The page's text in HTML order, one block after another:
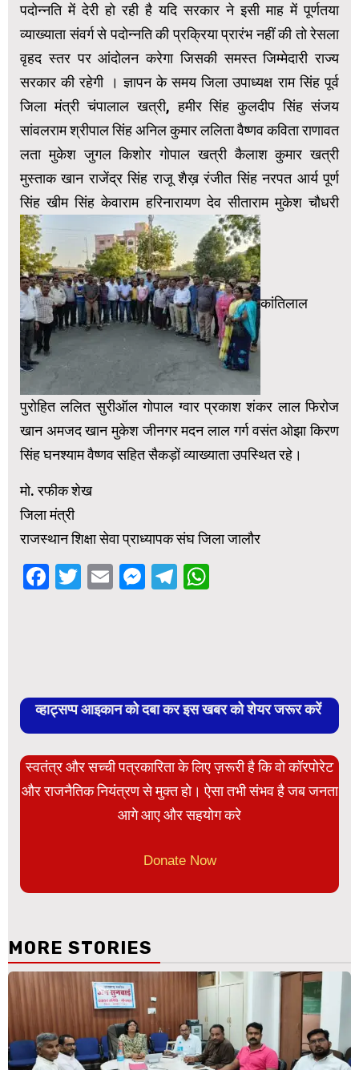
पदोन्नति में देरी हो रही है यदि सरकार ने इसी माह में पूर्णतया
व्याख्याता संवर्ग से पदोन्नति की प्रक्रिया प्रारंभ नहीं की तो रेसला
वृहद स्तर पर आंदोलन करेगा जिसकी समस्त जिम्मेदारी राज्य
सरकार की रहेगी । ज्ञापन के समय जिला उपाध्यक्ष राम सिंह पूर्व
जिला मंत्री चंपालाल खत्री, हमीर सिंह कुलदीप सिंह संजय
सांवलराम श्रीपाल सिंह अनिल कुमार ललिता वैष्णव कविता राणावत
लता मुकेश जुगल किशोर गोपाल खत्री कैलाश कुमार खत्री
मुस्ताक खान राजेंद्र सिंह राजू शैख़ रंजीत सिंह नरपत आर्य पूर्ण
सिंह खीम सिंह केवाराम हरिनारायण देव सीताराम मुकेश चौधरी
कांतिलाल
पुरोहित ललित सुरीऑल गोपाल ग्वार प्रकाश शंकर लाल फिरोज
खान अमजद खान मुकेश जीनगर मदन लाल गर्ग वसंत ओझा किरण
सिंह घनश्याम वैष्णव सहित सैकड़ों व्याख्याता उपस्थित रहे।
मो. रफीक शेख
जिला मंत्री
राजस्थान शिक्षा सेवा प्राध्यापक संघ जिला जालौर
Facebook
Twitter
EmailMessenger
Telegram
व्हाट्सप्प आइकान को दबा कर इस खबर को शेयर जरूर करें
स्वतंत्र और सच्ची पत्रकारिता के लिए ज़रूरी है कि वो कॉरपोरेट
और राजनैतिक नियंत्रण से मुक्त हो। ऐसा तभी संभव है जब जनता
आगे आए और सहयोग करे
Donate Now
MORE STORIES